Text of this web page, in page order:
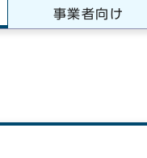
事業者向け